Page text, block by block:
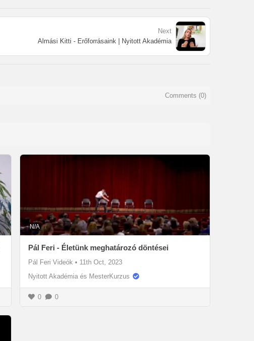
Next
Almási Kitti - Erőforrásaink | Nyitott Akadémia
Comments (0)
N/A
Pál Feri - Életünk meghatározó döntései
Pál Feri Videók • 11th Oct, 2023
Nyitott Akadémia és MesterKurzus
0 0